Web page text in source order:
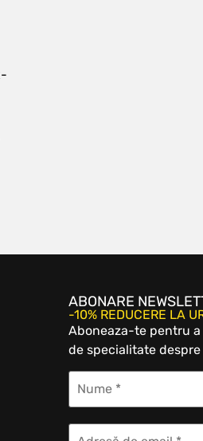
ABONARE
-10% REDUCERE LA
Aboneaza-te pentru
de specialitate